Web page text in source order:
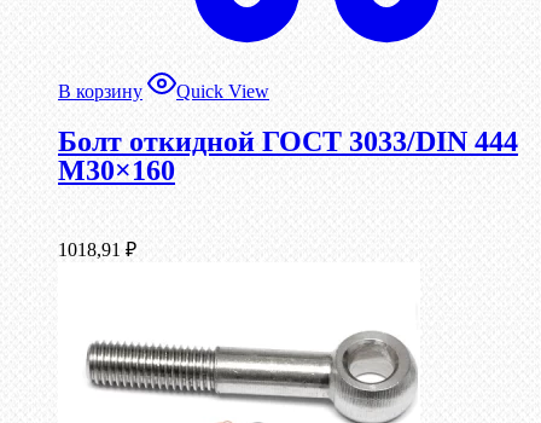
В корзину Quick View
Болт откидной ГОСТ 3033/DIN 444
М30×160
1018,91 ₽